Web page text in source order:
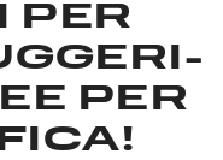
PER
PER